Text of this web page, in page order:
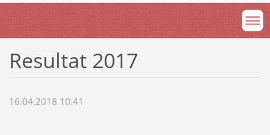
Resultat 2017
16.04.2018 10:41